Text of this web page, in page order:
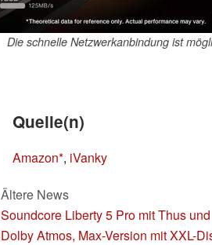
Die schnelle Netzwerkanbindung ist
Quelle(n)
Amazon , iVanky
Ältere News
Soundcore Liberty 5 Pro mit Thus und
Dolby Atmos, Max-Version mit XXL-